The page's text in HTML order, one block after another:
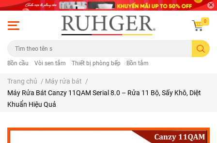
Bồn cầu Vòi sen tắm Thiết bị phòng bếp Bồn tắm
0
Trang chủ / Máy rửa bát /
Máy Rửa Bát Canzy 11QAM Serial 8.0 – Rửa 11 Bộ, Sấy Khô, Diệt
Khuẩn Hiệu Quả